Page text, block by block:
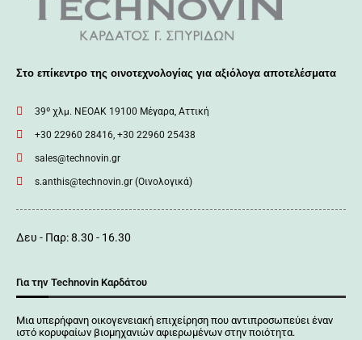
Στο επίκεντρο της οινοτεχνολογίας για αξιόλογα αποτελέσματα
39º χλμ. ΝΕΟΑΚ 19100 Mέγαρα, Αττική
+30 22960 28416, +30 22960 25438
sales@technovin.gr
s.anthis@technovin.gr (Οινολογικά)
Δευ - Παρ: 8.30 - 16.30
Για την Technovin Καρδάτου
Μια υπερήφανη οικογενειακή επιχείρηση που αντιπροσωπεύει έναν
ιστό κορυφαίων βιομηχανιών αφιερωμένων στην ποιότητα.